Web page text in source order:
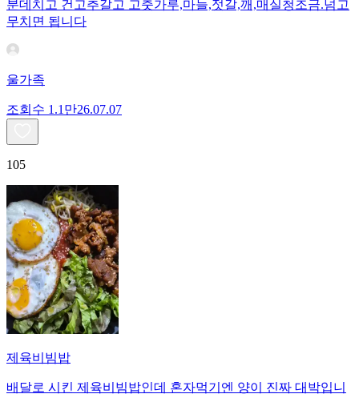
분데치고 건고추갈고 고춧가루,마늘,젓갈,깨,매실청조금.넘고
무치면 됩니다
울가족
조회수 1.1만26.07.07
105
제육비빔밥
배달로 시킨 제육비빔밥인데 혼자먹기엔 양이 진짜 대박입니